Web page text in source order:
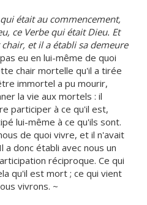
était au commencement,
ce Verbe qui était Dieu. Et
et il a établi sa demeure
eu en lui-même de quoi
chair mortelle qu'il a tirée
immortel a pu mourir,
la vie aux mortels : il
participer à ce qu'il est,
lui-même à ce qu'ils sont.
de quoi vivre, et il n'avait
a donc établi avec nous un
réciproque. Ce qui
qu'il est mort ; ce qui vient
vivrons. ~